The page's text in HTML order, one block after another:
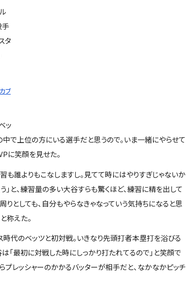
手
タ
ブ
ッ
中で上位の方にいる選手だと思うので。いま一緒にやらせて
に笑顔を見せた。
誰よりもこなしますし。見てて時にはやりすぎじゃないか
と、練習量の多い大谷すらも驚くほど、練習に精を出して
りとしても、自分もやらなきゃなっていう気持ちになると思
称えた。
時代のベッツと初対戦。いきなり先頭打者本塁打を浴びる
「最初に対戦した時にしっかり打たれてるので」と笑顔で
プレッシャーのかかるバッターが相手だと、なかなかピッチ